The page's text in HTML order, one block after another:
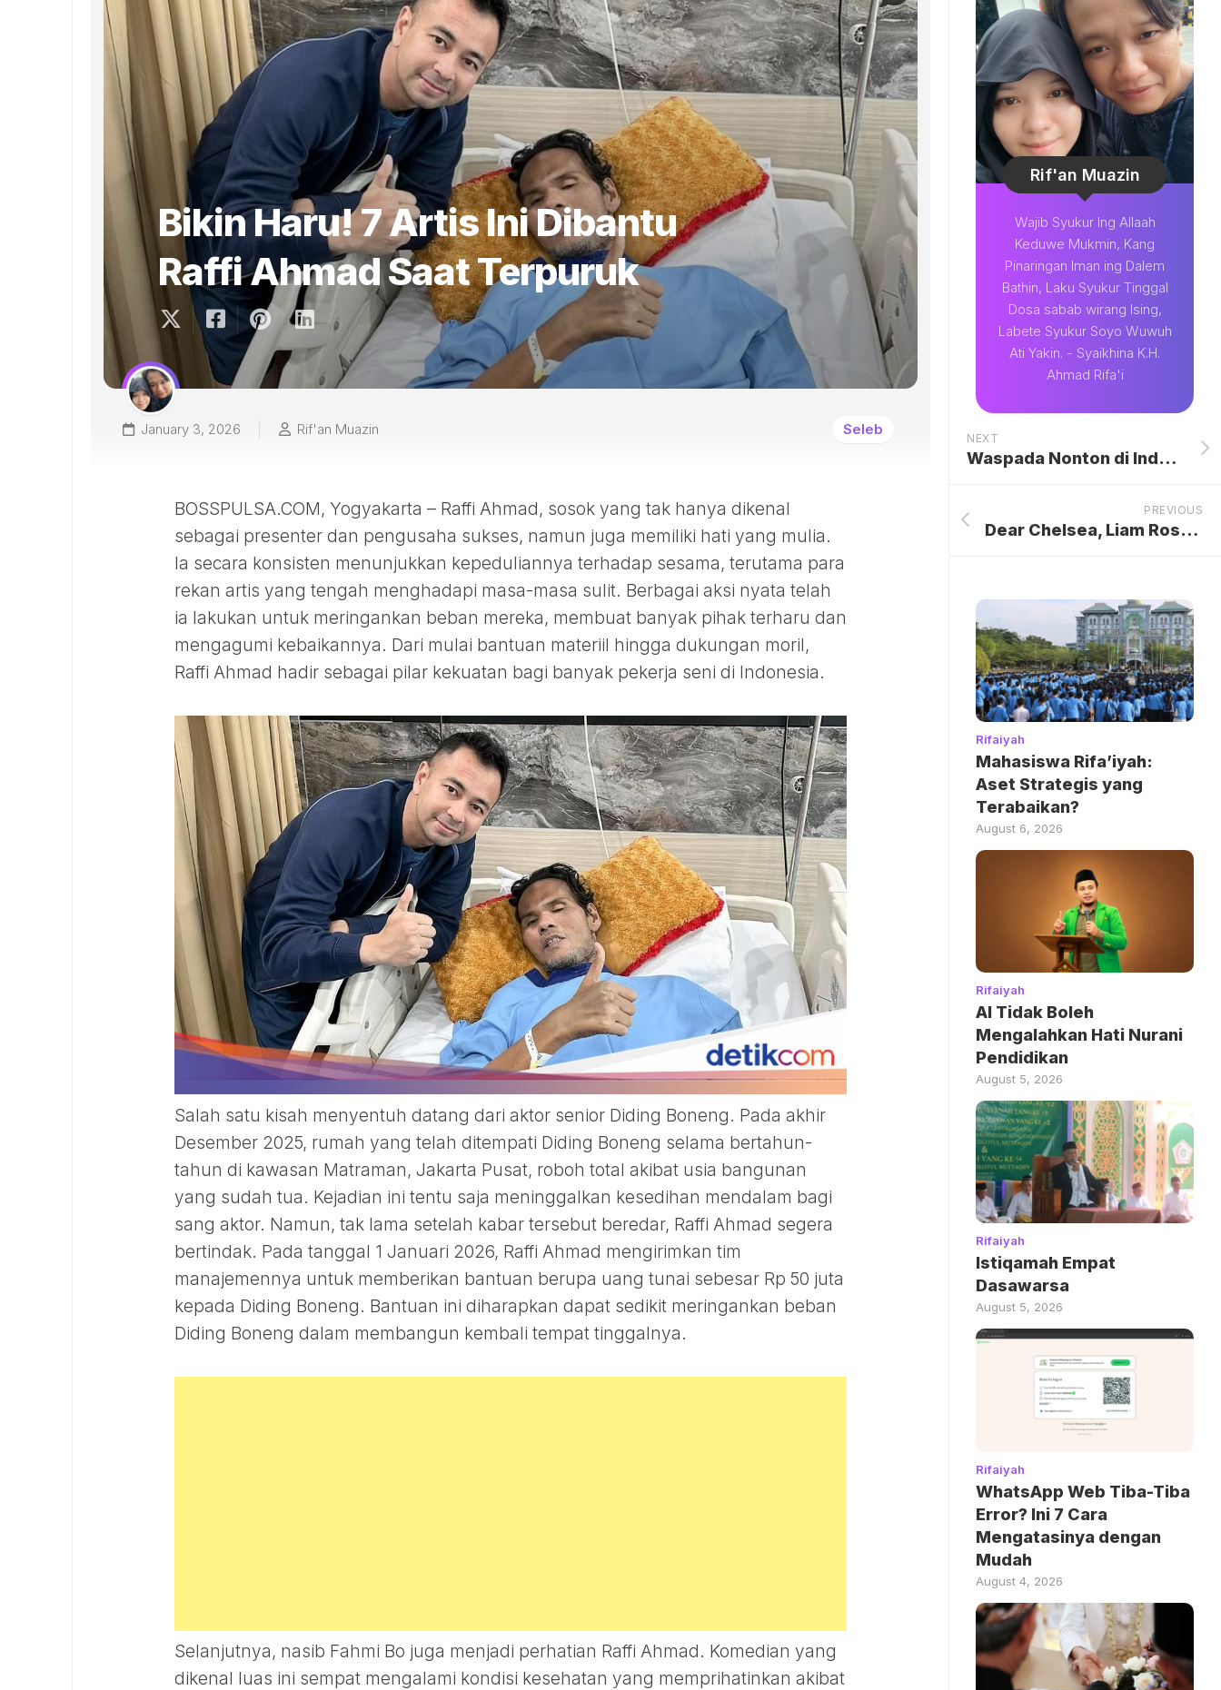
Bikin Haru! 7 Artis Ini Dibantu
Raffi Ahmad Saat Terpuruk
January 3, 2026 Rif'an Muazin Seleb
BOSSPULSA.COM, Yogyakarta – Raffi Ahmad, sosok yang tak hanya dikenal
sebagai presenter dan pengusaha sukses, namun juga memiliki hati yang mulia.
Ia secara konsisten menunjukkan kepeduliannya terhadap sesama, terutama para
rekan artis yang tengah menghadapi masa-masa sulit. Berbagai aksi nyata telah
ia lakukan untuk meringankan beban mereka, membuat banyak pihak terharu dan
mengagumi kebaikannya. Dari mulai bantuan materiil hingga dukungan moril,
Raffi Ahmad hadir sebagai pilar kekuatan bagi banyak pekerja seni di Indonesia.
Salah satu kisah menyentuh datang dari aktor senior Diding Boneng. Pada akhir
Desember 2025, rumah yang telah ditempati Diding Boneng selama bertahun-
tahun di kawasan Matraman, Jakarta Pusat, roboh total akibat usia bangunan
yang sudah tua. Kejadian ini tentu saja meninggalkan kesedihan mendalam bagi
sang aktor. Namun, tak lama setelah kabar tersebut beredar, Raffi Ahmad segera
bertindak. Pada tanggal 1 Januari 2026, Raffi Ahmad mengirimkan tim
manajemennya untuk memberikan bantuan berupa uang tunai sebesar Rp 50 juta
kepada Diding Boneng. Bantuan ini diharapkan dapat sedikit meringankan beban
Diding Boneng dalam membangun kembali tempat tinggalnya.
Selanjutnya, nasib Fahmi Bo juga menjadi perhatian Raffi Ahmad. Komedian yang
dikenal luas ini sempat mengalami kondisi kesehatan yang memprihatinkan akibat
Rif'an Muazin
Wajib Syukur Ing Allaah
Keduwe Mukmin, Kang
Pinaringan Iman ing Dalem
Bathin, Laku Syukur Tinggal
Dosa sabab wirang Ising,
Labete Syukur Soyo Wuwuh
Ati Yakin. - Syaikhina K.H.
Ahmad Rifa'i
NEXT
Waspada Nonton di IndoXXI & LK21 Bikin Rekening Terkuras, Ini Link Aman
PREVIOUS
Dear Chelsea, Liam Rosenior Masih Mau Fokus di Strasbourg
Rifaiyah
Mahasiswa Rifa’iyah:
Aset Strategis yang
Terabaikan?
August 6, 2026
Rifaiyah
AI Tidak Boleh
Mengalahkan Hati Nurani
Pendidikan
August 5, 2026
Rifaiyah
Istiqamah Empat
Dasawarsa
August 5, 2026
Rifaiyah
WhatsApp Web Tiba-Tiba
Error? Ini 7 Cara
Mengatasinya dengan
Mudah
August 4, 2026